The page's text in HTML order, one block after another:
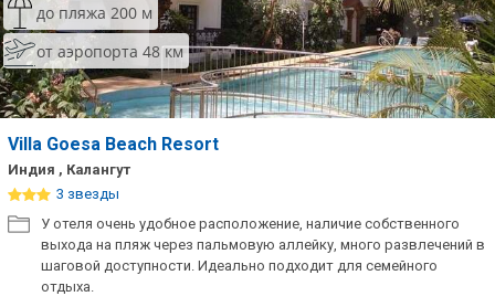
до пляжа 200 м
от аэропорта 48 км
Villa Goesa Beach Resort
Индия , Калангут
3 звезды
У отеля очень удобное расположение, наличие собственного
выхода на пляж через пальмовую аллейку, много развлечений в
шаговой доступности. Идеально подходит для семейного
отдыха.